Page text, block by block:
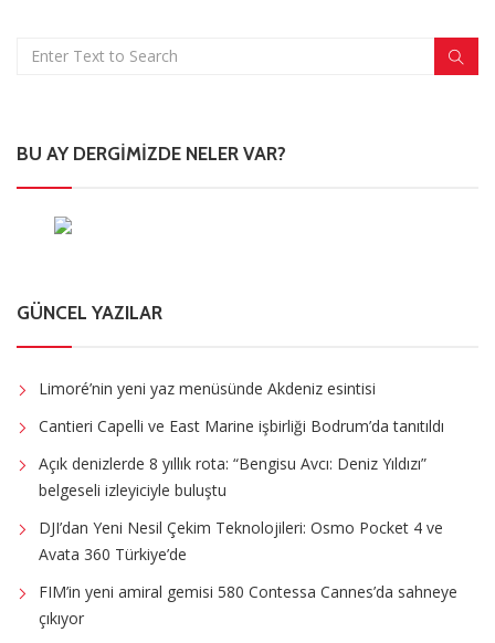
BU AY DERGIMIZDE NELER VAR?
GÜNCEL YAZILAR
Limoré’nin yeni yaz menüsünde Akdeniz esintisi
Cantieri Capelli ve East Marine işbirliği Bodrum’da tanıtıldı
Açık denizlerde 8 yıllık rota: “Bengisu Avcı: Deniz Yıldızı”
belgeseli izleyiciyle buluştu
DJI’dan Yeni Nesil Çekim Teknolojileri: Osmo Pocket 4 ve
Avata 360 Türkiye’de
FIM’in yeni amiral gemisi 580 Contessa Cannes’da sahneye
çıkıyor